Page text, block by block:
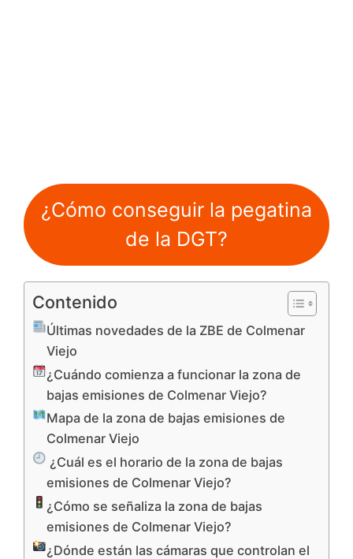
¿Cómo conseguir la pegatina
de la DGT?
Contenido
Últimas novedades de la ZBE de Colmenar
Viejo
¿Cuándo comienza a funcionar la zona de
bajas emisiones de Colmenar Viejo?
Mapa de la zona de bajas emisiones de
Colmenar Viejo
¿Cuál es el horario de la zona de bajas
emisiones de Colmenar Viejo?
¿Cómo se señaliza la zona de bajas
emisiones de Colmenar Viejo?
¿Dónde están las cámaras que controlan el